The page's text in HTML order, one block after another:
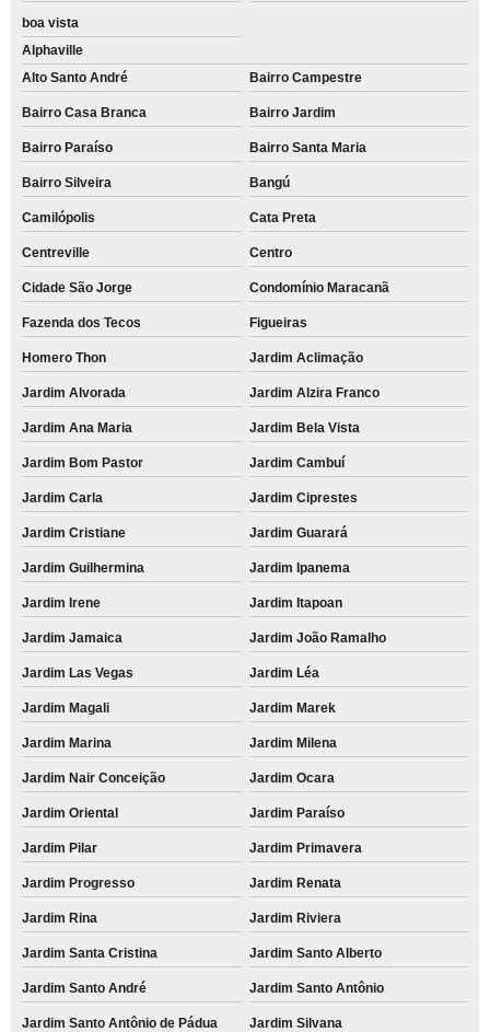
boa vista
Alphaville
Alto Santo André
Bairro Campestre
Bairro Casa Branca Bairro Jardim
Bairro Paraíso Bairro Santa Maria
Bairro Silveira Bangú
Camilópolis Cata Preta
Centreville Centro
Cidade São Jorge Condomínio Maracanã
Fazenda dos Tecos Figueiras
Homero Thon Jardim Aclimação
Jardim Alvorada Jardim Alzira Franco
Jardim Ana Maria Jardim Bela Vista
Jardim Bom Pastor Jardim Cambuí
Jardim Carla Jardim Ciprestes
Jardim Cristiane Jardim Guarará
Jardim Guilhermina Jardim Ipanema
Jardim Irene Jardim Itapoan
Jardim Jamaica Jardim João Ramalho
Jardim Las Vegas Jardim Léa
Jardim Magali Jardim Marek
Jardim Marina Jardim Milena
Jardim Nair Conceição Jardim Ocara
Jardim Oriental Jardim Paraíso
Jardim Pilar Jardim Primavera
Jardim Progresso Jardim Renata
Jardim Rina Jardim Riviera
Jardim Santa Cristina Jardim Santo Alberto
Jardim Santo André Jardim Santo Antônio
Jardim Santo Antônio de Pádua Jardim Silvana